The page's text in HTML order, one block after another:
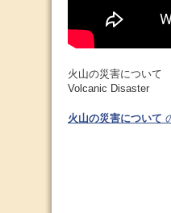
火山の災害について
Volcanic Disaster
火山の災害について